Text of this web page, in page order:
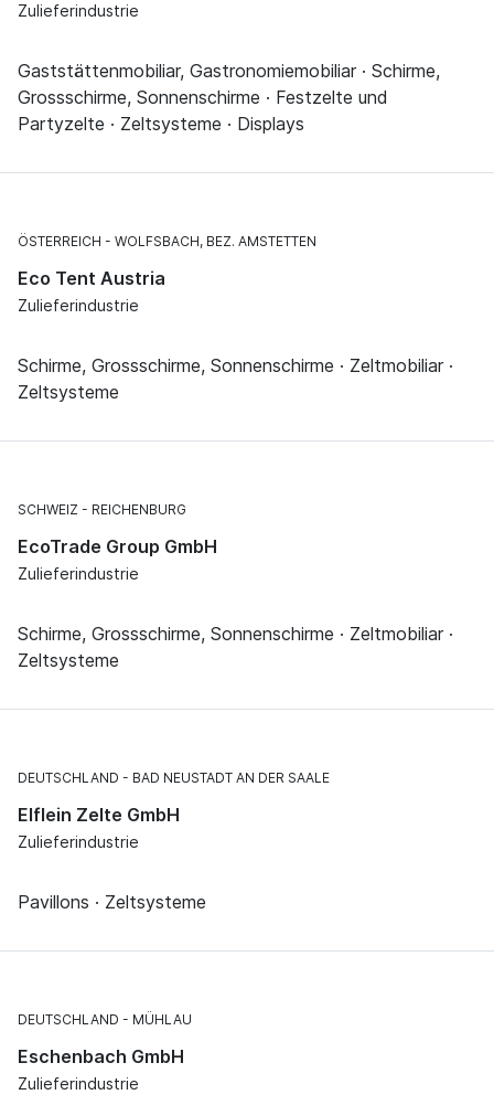
Zulieferindustrie
Gaststättenmobiliar, Gastronomiemobiliar · Schirme,
Grossschirme, Sonnenschirme · Festzelte und
Partyzelte · Zeltsysteme · Displays
ÖSTERREICH WOLFSBACH, BEZ. AMSTETTEN
Eco Tent Austria
Zulieferindustrie
Schirme, Grossschirme, Sonnenschirme · Zeltmobiliar ·
Zeltsysteme
SCHWEIZ REICHENBURG
EcoTrade Group GmbH
Zulieferindustrie
Schirme, Grossschirme, Sonnenschirme · Zeltmobiliar ·
Zeltsysteme
DEUTSCHLAND BAD NEUSTADT AN DER SAALE
Elflein Zelte GmbH
Zulieferindustrie
Pavillons · Zeltsysteme
DEUTSCHLAND MÜHLAU
Eschenbach GmbH
Zulieferindustrie